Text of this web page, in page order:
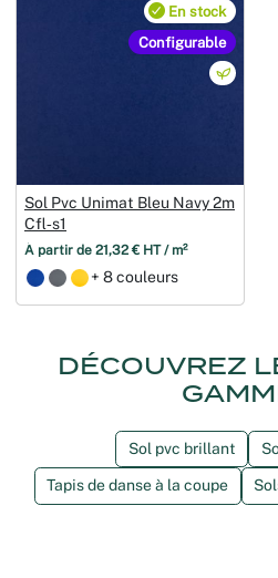
Configurable
En stock
Sol Pvc Unimat Bleu Navy 2m
Cfl‑s1
À partir de 21,32 € HT / m²
+ 8 couleurs
DÉCOUVREZ
Sol pvc brillant
Tapis de danse à la coupe